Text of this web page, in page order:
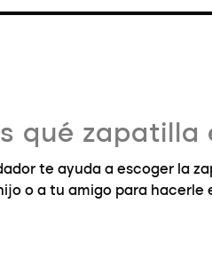
qué zapatilla
te ayuda a escoger la
o a tu amigo para hacerle